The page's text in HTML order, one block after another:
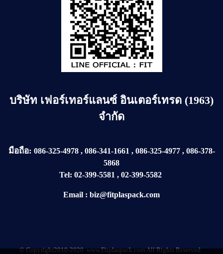
บริษัท เฟอร์เทอร์แลนซ์ อินเตอร์เทรด (1963)
จำกัด
มือถือ: 086-325-4978, 086-341-1661 , 086-325-4977, 086-378-
5868
Tel: 02-399-5581 , 02-399-5582
Email : biz@fitplaspack.com
© Copyright2010-2020 www.Fitplaspack.com All Rights Reserved.